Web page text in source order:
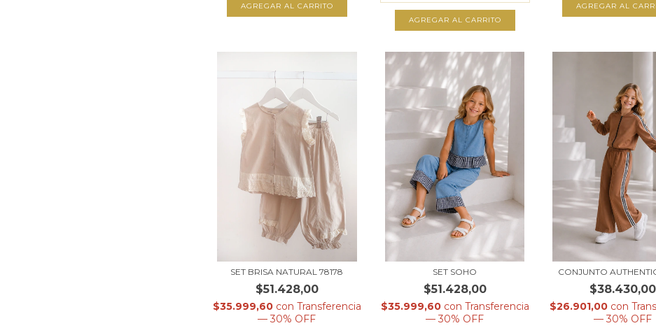
AGREGAR AL CARRITO
AGREGAR AL CARRITO
AGREGAR AL
SET BRISA NATURAL 78178
$51.428,00
$35.999,60 con Transferencia
— 30% OFF
SET SOHO
$51.428,00
$35.999,60 con Transferencia
— 30% OFF
CONJUNTO
$38.430,00
$26.901,00 con
— 30% OFF